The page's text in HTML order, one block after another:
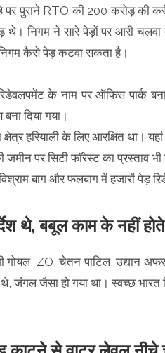
पर पुराने RTO की 200 करोड़
थे। निगम ने सारे पेड़ों पर आरी
कैसे पेड़ कटवा सकता है।
के नाम पर ऑफिस पार्क
दिया गया।
हरियाली के लिए आरक्षित था।
पर सिटी फॉरेस्ट का प्रस्ताव
बाग और फलबाग में हजारों पेड़
थे, बबूल काम के नहीं
गोयल, ZO, चेतन पाटिल, उद्यान
जंगल जैसा हो गया था। स्वच्छ